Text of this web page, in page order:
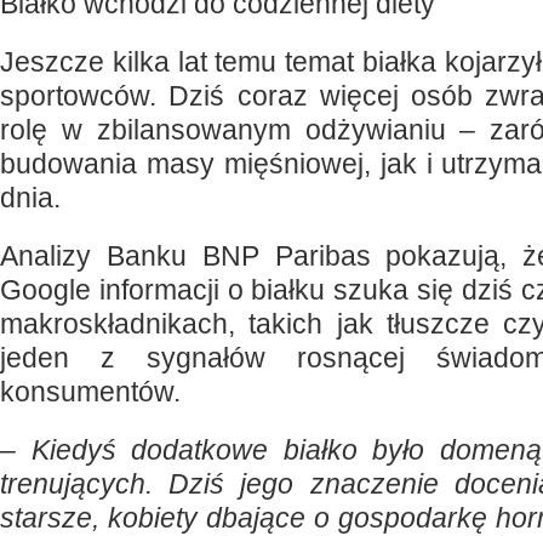
Jeszcze kilka lat temu temat białka
sportowców. Dziś coraz więcej osób
rolę w zbilansowanym odżywianiu –
budowania masy mięśniowej, jak i
dnia.
Analizy Banku BNP Paribas pokazują,
Google informacji o białku szuka się dziś
makroskładnikach, takich jak tłuszcze
jeden z sygnałów rosnącej
konsumentów.
– Kiedyś dodatkowe białko było
trenujących. Dziś jego znaczenie
starsze, kobiety dbające o gospodarkę